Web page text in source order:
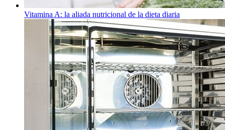
Vitamina A: la aliada nutricional de la dieta diaria